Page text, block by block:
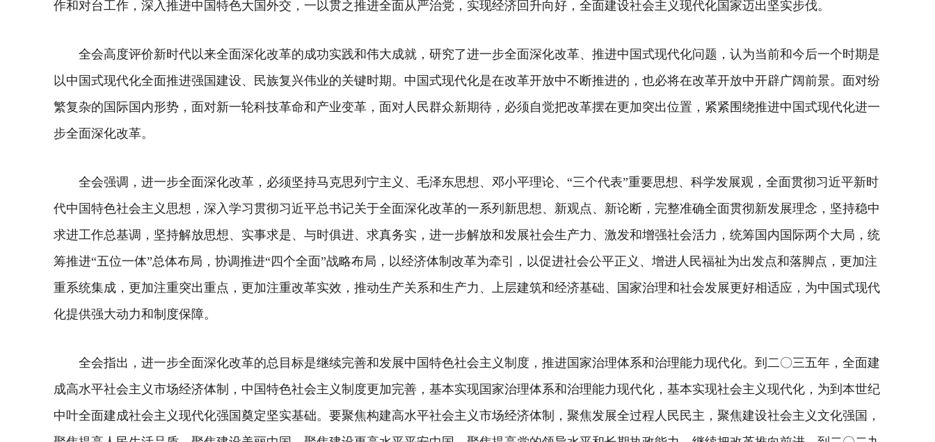
作和对台工作，深入推进中国特色大国外交，一以贯之推进全面从严治党，实现经济回升向好，全面建设社会主义现代化国家迈出坚实步伐。
全会高度评价新时代以来全面深化改革的成功实践和伟大成就，研究了进一步全面深化改革、推进中国式现代化问题，认为当前和今后一个时期是
以中国式现代化全面推进强国建设、民族复兴伟业的关键时期。中国式现代化是在改革开放中不断推进的，也必将在改革开放中开辟广阔前景。面对纷
繁复杂的国际国内形势，面对新一轮科技革命和产业变革，面对人民群众新期待，必须自觉把改革摆在更加突出位置，紧紧围绕推进中国式现代化进一
步全面深化改革。
全会强调，进一步全面深化改革，必须坚持马克思列宁主义、毛泽东思想、邓小平理论、“三个代表”重要思想、科学发展观，全面贯彻习近平新时
代中国特色社会主义思想，深入学习贯彻习近平总书记关于全面深化改革的一系列新思想、新观点、新论断，完整准确全面贯彻新发展理念，坚持稳中
求进工作总基调，坚持解放思想、实事求是、与时俱进、求真务实，进一步解放和发展社会生产力、激发和增强社会活力，统筹国内国际两个大局，统
筹推进“五位一体”总体布局，协调推进“四个全面”战略布局，以经济体制改革为牵引，以促进社会公平正义、增进人民福祉为出发点和落脚点，更加注
重系统集成，更加注重突出重点，更加注重改革实效，推动生产关系和生产力、上层建筑和经济基础、国家治理和社会发展更好相适应，为中国式现代
化提供强大动力和制度保障。
全会指出，进一步全面深化改革的总目标是继续完善和发展中国特色社会主义制度，推进国家治理体系和治理能力现代化。到二〇三五年，全面建
成高水平社会主义市场经济体制，中国特色社会主义制度更加完善，基本实现国家治理体系和治理能力现代化，基本实现社会主义现代化，为到本世纪
中叶全面建成社会主义现代化强国奠定坚实基础。要聚焦构建高水平社会主义市场经济体制，聚焦发展全过程人民民主，聚焦建设社会主义文化强国，